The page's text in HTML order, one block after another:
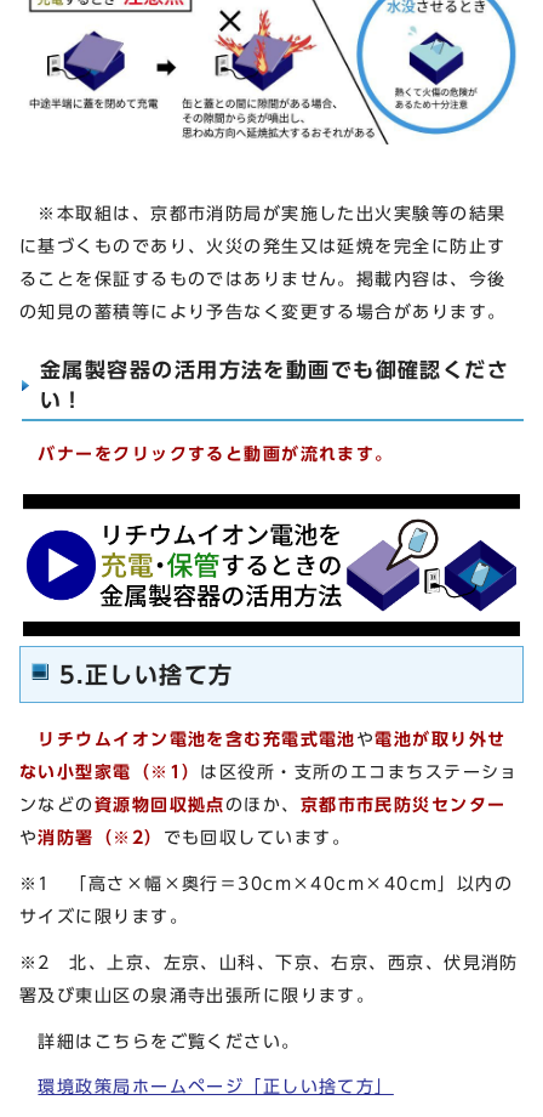
※本取組は、京都市消防局が実施した出火実験等の結果
に基づくものであり、火災の発生又は延焼を完全に防止す
ることを保証するものではありません。掲載内容は、今後
の知見の蓄積等により予告なく変更する場合があります。
金属製容器の活用方法を動画でも御確認くださ
い！
バナーをクリックすると動画が流れます。
5.正しい捨て方
リチウムイオン電池を含む充電式電池 や電池が取り外せ
ない小型家電（※1） は区役所・支所のエコまちステーショ
ンなどの 資源物回収拠点 のほか、 京都市市民防災センター
や消防署（※2） でも回収しています。
※1 「高さ×幅×奥行＝30cm×40cm×40cm」以内の
サイズに限ります。
※2 北、上京、左京、山科、下京、右京、西京、伏見消防
署及び東山区の泉涌寺出張所に限ります。
詳細はこちらをご覧ください。
環境政策局ホームページ「正しい捨て方」